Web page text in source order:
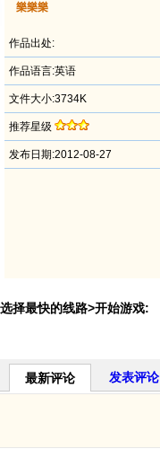
樂樂樂
作品出处:
作品语言:英语
文件大小:3734K
推荐星级
发布日期:2012-08-27
选择最快的线路>开始游戏:
最新评论 发表评论